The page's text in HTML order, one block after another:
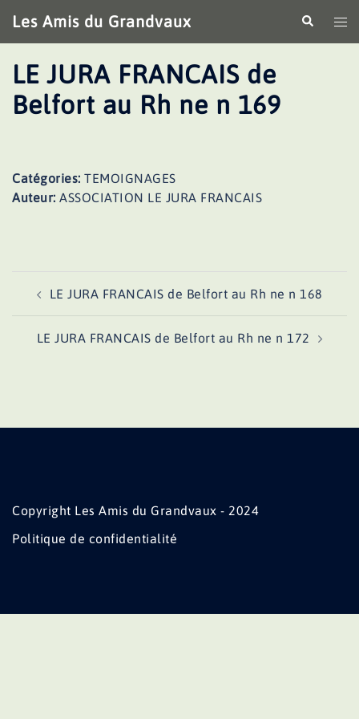
au
contenu
Les Amis du Grandvaux
le
LE JURA FRANCAIS de
Belfort au Rh ne n 169
Catégories: TEMOIGNAGES
Auteur: ASSOCIATION LE JURA FRANCAIS
d’article
LE JURA FRANCAIS de Belfort au Rh ne n 168
LE JURA FRANCAIS de Belfort au Rh ne n 172
Copyright Les Amis du Grandvaux - 2024
Politique de confidentialité